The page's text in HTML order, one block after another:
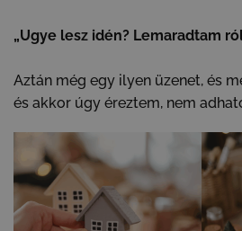
„Ugye lesz idén? Lemaradtam
Aztán még egy ilyen üzenet, és
és akkor úgy éreztem, nem